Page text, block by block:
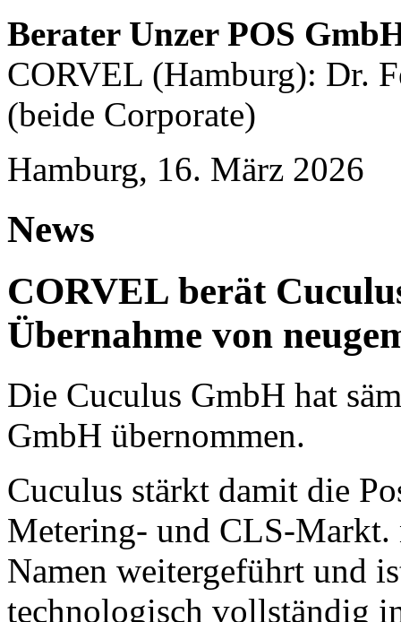
Berater Unzer POS
CORVEL (Hamburg): Dr.
(beide Corporate)
Hamburg, 16. März 2026
News
CORVEL berät
Übernahme von
Die Cuculus GmbH hat
GmbH übernommen.
Cuculus stärkt damit die
Metering- und CLS-Markt.
Namen weitergeführt und
technologisch vollständig